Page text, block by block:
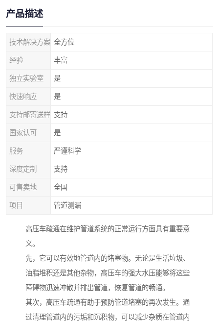
产品描述
技术解决方案 全方位
经验 丰富
独立实验室 是
快速响应 是
支持邮寄送样 支持
国家认可 是
服务 严谨科学
深度定制 支持
可售卖地 全国
项目 管道测漏
高压车疏通在维护管道系统的正常运行方面具有重要意
义。
先，它可以有效地管道内的堵塞物。无论是生活垃圾、
油脂堆积还是其他杂物，高压车的强大水压能够将这些
障碍物迅速冲散并排出管道，恢复管道的畅通。
其次，高压车疏通有助于预防管道堵塞的再次发生。通
过清理管道内的污垢和沉积物，可以减少杂质在管道内